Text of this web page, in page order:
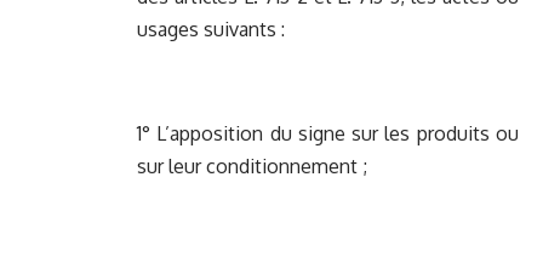
usages suivants :
1° L’apposition du signe sur les produits ou
sur leur conditionnement ;